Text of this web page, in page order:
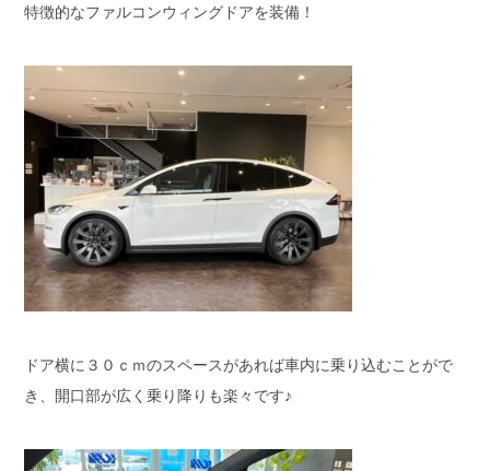
特徴的なファルコンウィングドアを装備！
ドア横に３０ｃｍのスペースがあれば車内に乗り込むことがで
き、開口部が広く乗り降りも楽々です♪